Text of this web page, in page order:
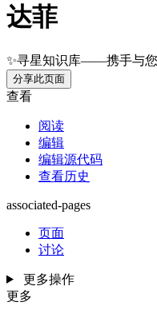
达菲
✨寻星知识库——携手与您
分享此页面
查看
阅读
编辑
编辑源代码
查看历史
associated-pages
页面
讨论
更多操作
更多